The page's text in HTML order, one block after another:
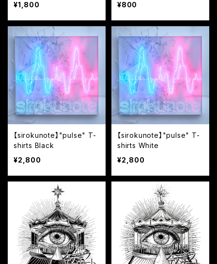
¥1,800
¥800
【sirokunote】"pulse" T-
shirts Black
¥2,800
【sirokunote】"pulse" T-
shirts White
¥2,800